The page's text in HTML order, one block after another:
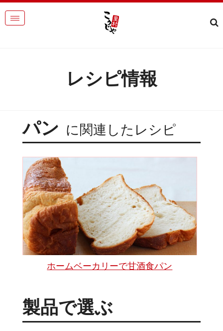
レシピ情報
パン に関連したレシピ
ホームベーカリーで甘酒食パン
製品で選ぶ